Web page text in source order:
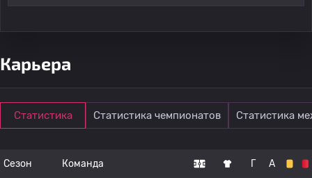
Карьера
Статистика Статистика чемпионатов Статистика
Сезон Команда Г А